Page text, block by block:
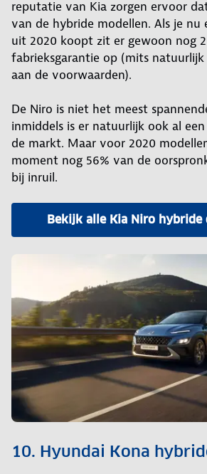
reputatie van Kia zorgen ervoor
van de hybride modellen. Als je nu
uit 2020 koopt zit er gewoon nog
fabrieksgarantie op (mits
aan de voorwaarden).
De Niro is niet het meest
inmiddels is er natuurlijk ook al
de markt. Maar voor 2020
moment nog 56% van de
bij inruil.
Bekijk alle Kia Niro hybride
10. Hyundai Kona